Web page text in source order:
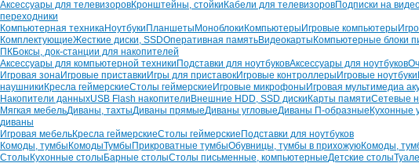
Аксессуары для телевизоровКронштейны, стойки Кабели для телевизоровПодписки на
переходники
Компьютерная техникаНоутбуки Планшеты Моноблоки Компьютеры Игровые компьютеры
КомплектующиеЖесткие диски, SSDОперативная памятьВидеокарты Компьютерные блоки
ПКБоксы, док-станции для накопителей
Аксессуары для компьютерной техники Подставки для ноутбуковАксессуары для ноутбуков
Игровая зонаИгровые приставки Игры для приставокИгровые контроллеры Игровые ноутбуки
наушники Кресла геймерскиеСтолы геймерские Игровые микрофоны Игровая мультимедиа
Накопители данныхUSB Flash накопители Внешние HDD, SSD диски Карты памятиСетевые
Мягкая мебельДиваны, тахтыДиваны прямыеДиваны угловыеДиваны П-образные Кухонные
диваны
Игровая мебельКресла геймерскиеСтолы геймерские Подставки для ноутбуков
Комоды, тумбы КомодыТумбы Прикроватные тумбыОбувницы, тумбы в прихожуюКомоды,
Столы Кухонные столы Барные столыСтолы письменные, компьютерныеДетские столы